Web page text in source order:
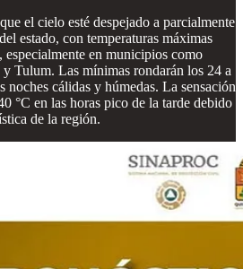
el cielo esté despejado a parcialmente
estado, con temperaturas máximas
en municipios como
Tulum. Las mínimas rondarán los 24 a
noches cálidas y húmedas. La sensación
°C en las horas pico de la tarde debido
de la región.